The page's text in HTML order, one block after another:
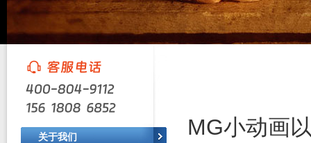
MG小动画
关于我们